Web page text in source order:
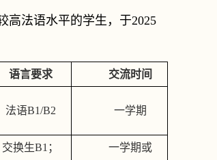
高法语水平的学生，于2025
语言要求 交流时间
法语B1/B2 一学期
交换生B1 ； 一学期或